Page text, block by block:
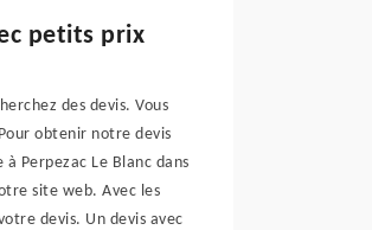
petits prix
des devis. Vous
obtenir notre devis
Perpezac Le Blanc dans
site web. Avec les
devis. Un devis avec